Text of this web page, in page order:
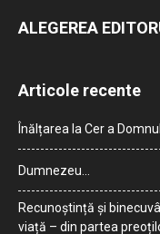
ALEGEREA
Articole recente
Înălțarea la Cer a
Dumnezeu…
Recunoștință și
viață – din partea